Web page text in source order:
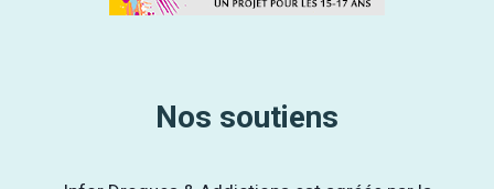
Nos soutiens